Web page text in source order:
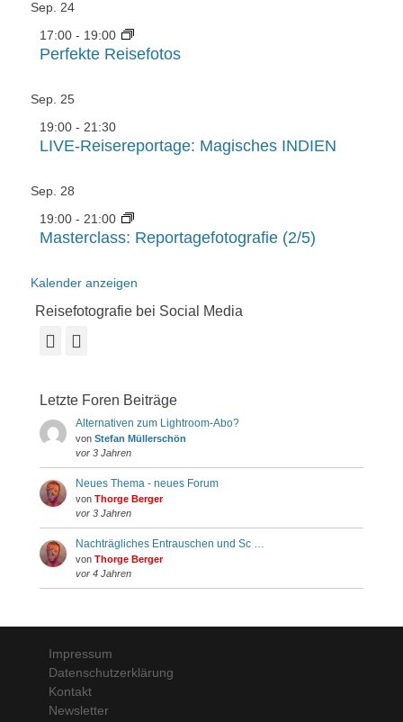
Sep. 24
17:00 - 19:00
Perfekte Reisefotos
Sep. 25
19:00 - 21:30
LIVE-Reisereportage: Magisches INDIEN
Sep. 28
19:00 - 21:00
Masterclass: Reportagefotografie (2/5)
Kalender anzeigen
Reisefotografie bei Social Media
Facebook
Letzte Foren Beiträge
Alternativen zum Lightroom-Abo?
von Stefan Müllerschön
vor 3 Jahren
Neues Thema - neues Forum
von Thorge Berger
vor 3 Jahren
Nachträgliches Entrauschen und Sc …
von Thorge Berger
vor 4 Jahren
Impressum
Datenschutzerklärung
Kontakt
Newsletter